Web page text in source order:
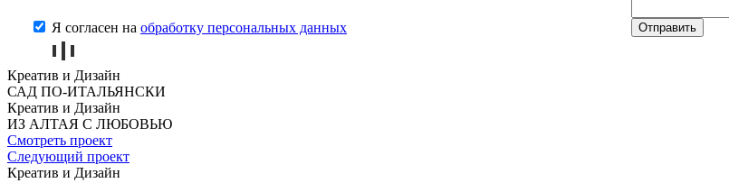
Я согласен на обработку персональных данных
Креатив и Дизайн
САД ПО-ИТАЛЬЯНСКИ
Креатив и Дизайн
ИЗ АЛТАЯ С ЛЮБОВЬЮ
Смотреть проект
Следующий проект
Креатив и Дизайн